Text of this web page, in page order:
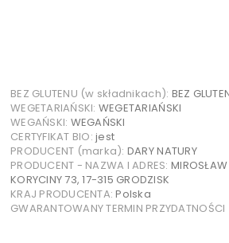
BEZ GLUTENU (w składnikach): BEZ
WEGETARIAŃSKI: WEGETARIAŃSKI
WEGAŃSKI: WEGAŃSKI
CERTYFIKAT BIO:jest
PRODUCENT (marka): DARY NATURY
PRODUCENT - NAZWA I ADRES:MIROSŁAW
KORYCINY 73, 17-315 GRODZISK
KRAJ PRODUCENTA:Polska
GWARANTOWANY TERMIN